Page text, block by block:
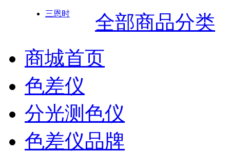
三恩时
全部商品分类
商城首页
色差仪
分光测色仪
色差仪品牌